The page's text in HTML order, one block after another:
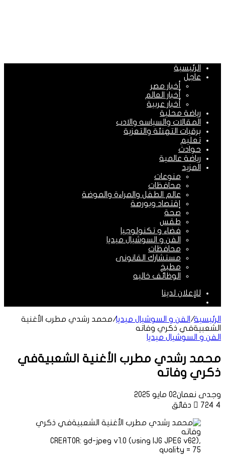
الرئيسية
عاجل
أخبار مصر
أخبار العالم
أخبار عربية
رياضة محلية
المقالات والسياسه والادب
برقيات التهنئة والتعزية
تعليم
حوادث
رياضة عالمية
المزيد
منوعات
محافظات
عالم الطفل والمراءة والموضة
إقتصاد وبورصة
صحة
طقس
فضاء و تكنولوجيا
الفن و السوشيال ميديا
محافظات
مستشارك القانونى
مطبخ
الوظائف خاليه
للإعلان لدينا
الرئيسية/ الفن و السوشيال ميديا/محمد رشدي مطرب الأغنية
الشعبيةفي ذكري وفاته
الفن و السوشيال ميديا
محمد رشدي مطرب الأغنية الشعبيةفي
ذكري وفاته
وجدى نعمان02 مايو 2025
724 4 دقائق
CREATOR: gd-jpeg v1.0 (using IJG JPEG v62),
quality = 75